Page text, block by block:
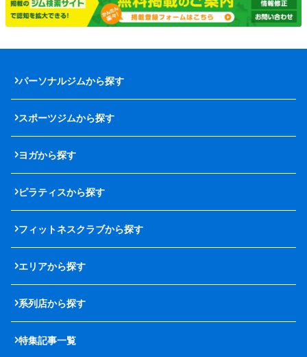
パーソナルジムから探す
スポーツジムから探す
ヨガから探す
ピラティスから探す
フィットネスクラブから探す
エリアから探す
系列店から探す
特集記事一覧